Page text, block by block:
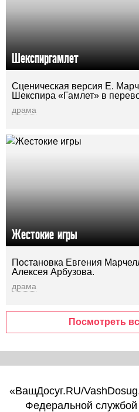
Шекспиргамлет
Сценическая версия Е.
Шекспира «Гамлет» в
драма
Жестокие игры
Постановка Евгения
Алексея Арбузова.
драма
Посмотреть
«ВашДосуг.RU/
Федеральной